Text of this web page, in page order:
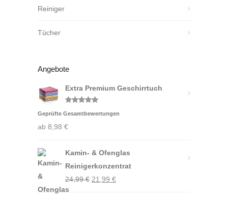
Reiniger
Tücher
Angebote
Extra Premium Geschirrtuch
Bewertet
mit4.88
Geprüfte Gesamtbewertungen
ab 8,98 €
Kamin- & Ofenglas
Reinigerkonzentrat
24,99€ Ursprünglicher
21,99 €Aktueller